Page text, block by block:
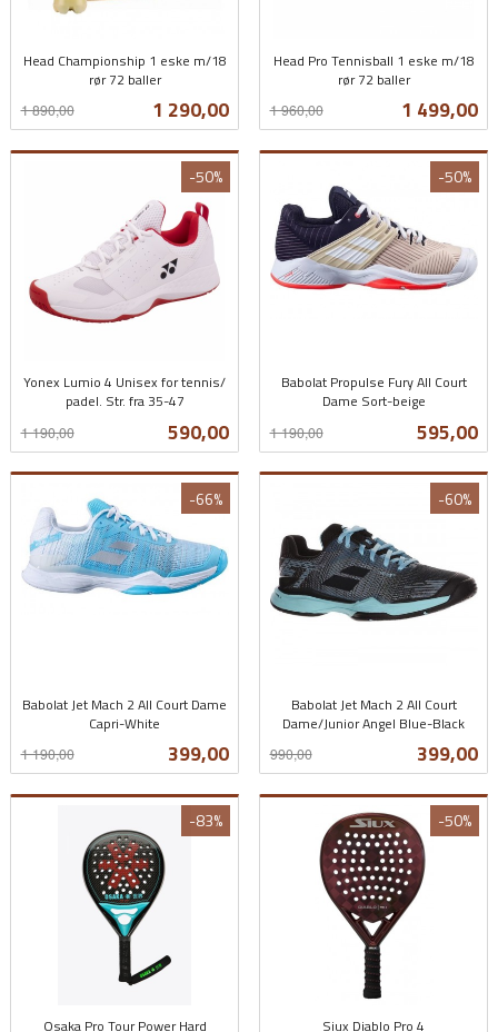
Head Championship 1 eske m/18
rør 72 baller
Tilbud
1 290,00
1 890,00
mva.
Head Pro Tennisball 1 eske m/18
rør 72 baller
Tilbud
1 499,00
1 960,00
mva.
Yonex Lumio 4 Unisex for tennis/
padel. Str. fra 35-47
Tilbud
590,00
1 190,00
-50%
mva.
Babolat Propulse Fury All Court
Dame Sort-beige
Tilbud
595,00
1 190,00
-50%
mva.
Babolat Jet Mach 2 All Court Dame
Capri-White
Tilbud
399,00
1 190,00
-66%
mva.
Babolat Jet Mach 2 All Court
Dame/Junior Angel Blue-Black
Tilbud
399,00
990,00
-60%
mva.
Osaka Pro Tour Power Hard
-83%
Siux Diablo Pro 4
-50%